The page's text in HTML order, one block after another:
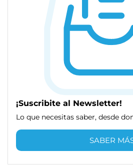
¡Suscribite al Newsletter!
Lo que necesitas saber, desde
SABER